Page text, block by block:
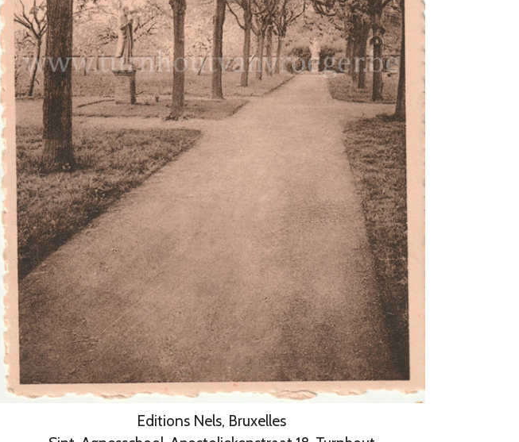
Editions Nels, Bruxelles